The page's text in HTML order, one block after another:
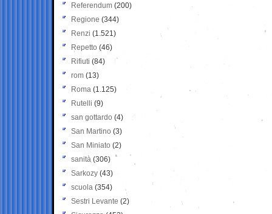
Referendum (200)
Regione (344)
Renzi (1.521)
Repetto (46)
Rifiuti (84)
rom (13)
Roma (1.125)
Rutelli (9)
san gottardo (4)
San Martino (3)
San Miniato (2)
sanità (306)
Sarkozy (43)
scuola (354)
Sestri Levante (2)